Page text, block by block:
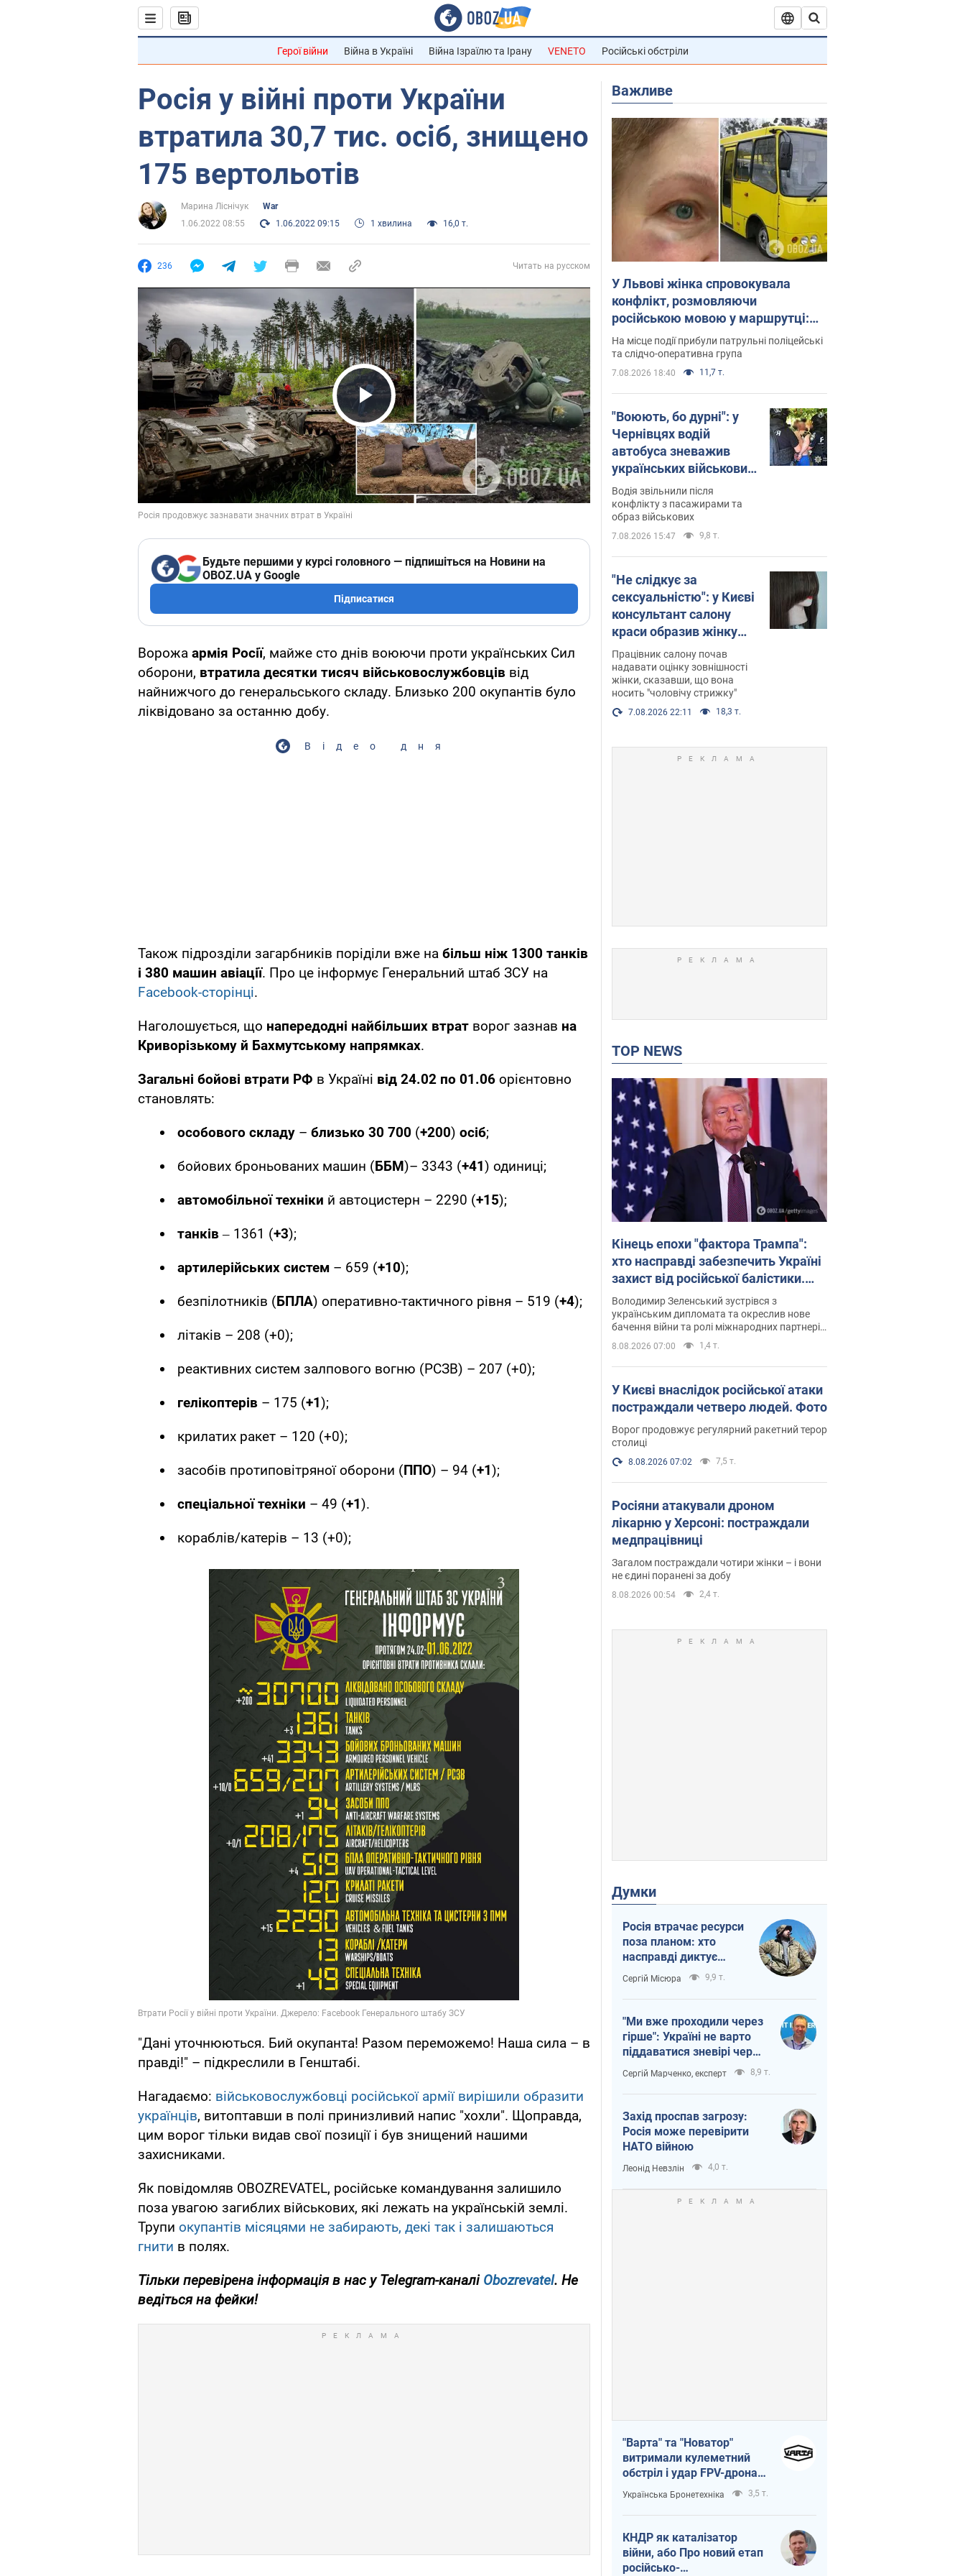
Герої війни Війна в Україні Війна Ізраїлю та Ірану VENETO Російські обстріли
Росія у війні проти України
втратила 30,7 тис. осіб, знищено
175 вертольотів
Марина Ліснічук
War
1.06.2022 08:55
1.06.2022 09:15 1 хвилина 16,0 т.
236 Читать на русском
Play Video
Будьте першими у курсі головного — підпишіться на Новини на
OBOZ.UA у Google
Підписатися
Ворожа армія Росії, майже сто днів воюючи проти українських Сил
оборони, втратила десятки тисяч військовослужбовців від
найнижчого до генеральського складу. Близько 200 окупантів було
ліквідовано за останню добу.
Відео дня
Також підрозділи загарбників поріділи вже на більш ніж 1300 танків
і 380 машин авіації. Про це інформує Генеральний штаб ЗСУ на
Facebook-сторінці.
Наголошується, що напередодні найбільших втрат ворог зазнав на
Криворізькому й Бахмутському напрямках.
Загальні бойові втрати РФ в Україні від 24.02 по 01.06 орієнтовно
становлять:
особового складу – близько 30 700 (+200) осіб;
бойових броньованих машин (ББМ)– 3343 (+41) одиниці;
автомобільної техніки й автоцистерн – 2290 (+15);
танків‒ 1361 (+3);
артилерійських систем – 659 (+10);
безпілотників (БПЛА) оперативно-тактичного рівня – 519 (+4);
літаків – 208 (+0);
реактивних систем залпового вогню (РСЗВ) – 207 (+0);
гелікоптерів – 175 (+1);
крилатих ракет – 120 (+0);
засобів протиповітряної оборони (ППО) – 94 (+1);
спеціальної техніки – 49 (+1).
кораблів/катерів – 13 (+0);
"Дані уточнюються. Бий окупанта! Разом переможемо! Наша сила – в
правді!" – підкреслили в Генштабі.
Нагадаємо: військовослужбовці російської армії вирішили образити
українців, витоптавши в полі принизливий напис "хохли". Щоправда,
цим ворог тільки видав свої позиції і був знищений нашими
захисниками.
Як повідомляв OBOZREVATEL, російське командування залишило
поза увагою загиблих військових, які лежать на українській землі.
Трупи окупантів місяцями не забирають, декі так і залишаються
гнити в полях.
Тільки перевірена інформація в нас у Telegram-каналі Obozrevatel. Не
ведіться на фейки!
Важливе
У Львові жінка спровокувала
конфлікт, розмовляючи
російською мовою у маршрутці:
поліція склала адмінпротокол.
Відео
На місце події прибули патрульні поліцейські
та слідчо-оперативна група
7.08.2026 18:40 11,7 т.
"Воюють, бо дурні": у
Чернівцях водій
автобуса зневажив
українських військових
і поплатився. Відео
Водія звільнили після
конфлікту з пасажирами та
образ військових
7.08.2026 15:47 9,8 т.
"Не слідкує за
сексуальністю": у Києві
консультант салону
краси образив жінку
після хімієтерапії,
розгорівся скандал.
Фото
Працівник салону почав
надавати оцінку зовнішності
жінки, сказавши, що вона
носить "чоловічу стрижку"
7.08.2026 22:11 18,3 т.
TOP NEWS
Кінець епохи "фактора Трампа":
хто насправді забезпечить Україні
захист від російської балістики.
Інтерв’ю з Безсмертним
Володимир Зеленський зустрівся з
українським дипломата та окреслив нове
бачення війни та ролі міжнародних партнерів
у боротьбі з Росією
8.08.2026 07:00 1,4 т.
У Києві внаслідок російської атаки
постраждали четверо людей. Фото
Ворог продовжує регулярний ракетний терор
столиці
8.08.2026 07:02 7,5 т.
Росіяни атакували дроном
лікарню у Херсоні: постраждали
медпрацівниці
Загалом постраждали чотири жінки – і вони
не єдині поранені за добу
8.08.2026 00:54 2,4 т.
Думки
Росія втрачає ресурси
поза планом: хто
насправді диктує
темп війни
Сергій Місюра 9,9 т.
"Ми вже проходили через
гірше": Україні не варто
піддаватися зневірі через
ракетний терор
Сергій Марченко, експерт 8,9 т.
Захід проспав загрозу:
Росія може перевірити
НАТО війною
Леонід Невзлін 4,0 т.
"Варта" та "Новатор"
витримали кулеметний
обстріл і удар FPV-дрона,
врятувавши життя
офіцеру ЗСУ
Українська Бронетехніка 3,5 т.
КНДР як каталізатор
війни, або Про новий етап
російсько-